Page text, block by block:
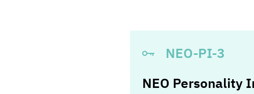
NEO-PI-3
NEO Personality